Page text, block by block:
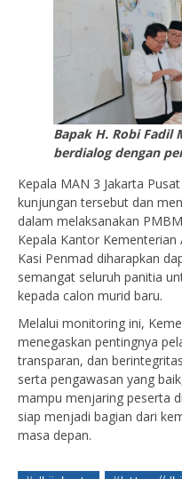
Bapak H. Robi Fadil
berdialog dengan
Kepala MAN 3 Jakarta
kunjungan tersebut dan
dalam melaksanakan
Kepala Kantor
Kasi Penmad diharapkan
semangat seluruh panitia
kepada calon murid baru.
Melalui monitoring ini,
menegaskan pentingnya
transparan, dan
serta pengawasan yang
mampu menjaring peserta
siap menjadi bagian dari
masa depan.